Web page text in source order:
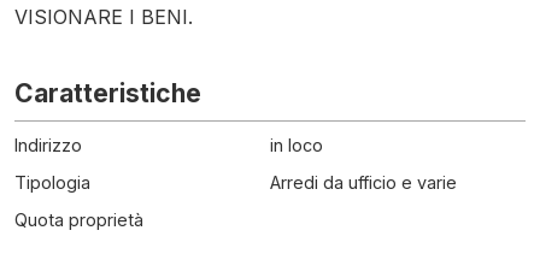
VISIONARE I BENI.
Caratteristiche
Indirizzo
in loco
Tipologia
Arredi da ufficio e varie
Quota proprietà